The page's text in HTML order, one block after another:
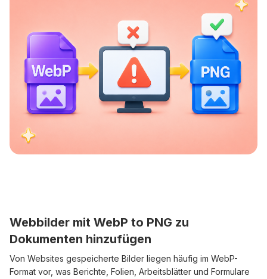
Webbilder mit WebP to PNG zu
Dokumenten hinzufügen
Von Websites gespeicherte Bilder liegen häufig im WebP-
Format vor, was Berichte, Folien, Arbeitsblätter und Formulare